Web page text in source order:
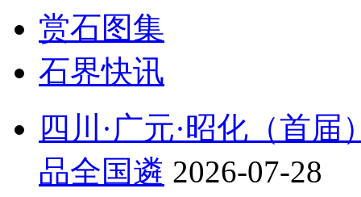
赏石图集
石界快讯
四川·广元·昭化（首
品全国遴 2026-07-28